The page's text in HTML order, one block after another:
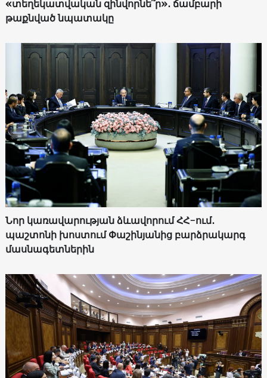
«տեղեկատվական զինվորնե՞ր»․ ճամբարի
թաքնված նպատակը
Նոր կառավարության ձևավորում ՀՀ-ում․
պաշտոնի խոստում Փաշինյանից բարձրակարգ
մասնագետներին